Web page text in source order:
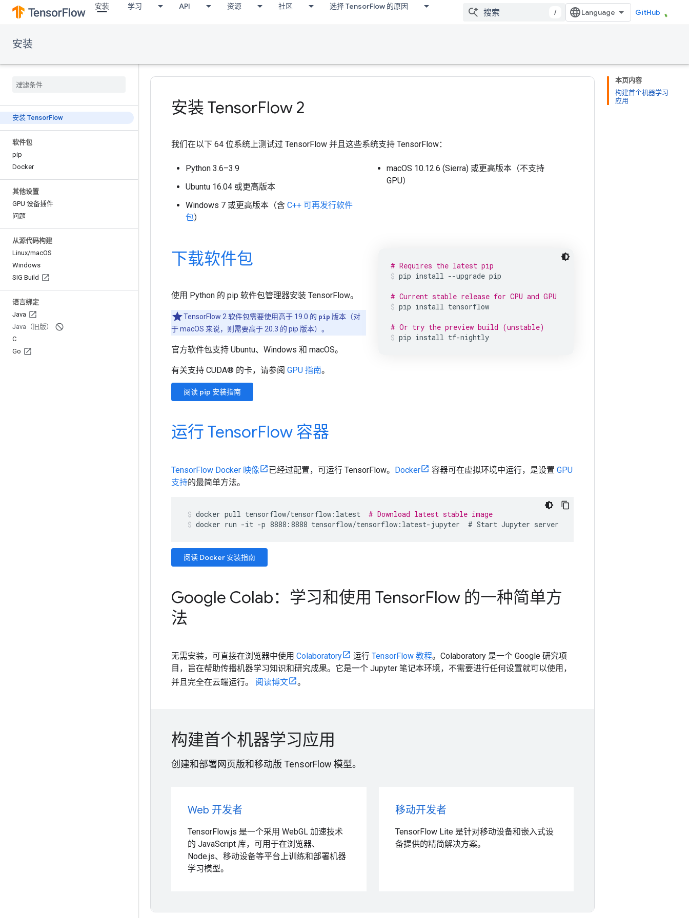
安装 学习 API 资源 社区 选择 TensorFlow 的原因
/ GitHub
安装
安装 TensorFlow
软件包
pip
Docker
其他设置
GPU 设备插件
问题
从源代码构建
Linux/macOS
Windows
SIG Build
语言绑定
Java
Java（旧版）
C
Go
本页内容
构建首个机器学习
应用
安装 TensorFlow 2
我们在以下 64 位系统上测试过 TensorFlow 并且这些系统支持 TensorFlow：
Python 3.6–3.9
Ubuntu 16.04 或更高版本
Windows 7 或更高版本（含 C++ 可再发行软件
包）
macOS 10.12.6 (Sierra) 或更高版本（不支持
GPU）
# Requires the latest pip
pip install --upgrade pip
# Current stable release for CPU and GPU
pip install tensorflow
# Or try the preview build (unstable)
pip install tf-nightly
下载软件包
使用 Python 的 pip 软件包管理器安装 TensorFlow。
TensorFlow 2 软件包需要使用高于 19.0 的 pip 版本（对
于 macOS 来说，则需要高于 20.3 的 pip 版本）。
官方软件包支持 Ubuntu、Windows 和 macOS。
有关支持 CUDA® 的卡，请参阅 GPU 指南。
阅读 pip 安装指南
运行 TensorFlow 容器
TensorFlow Docker 映像 已经过配置，可运行 TensorFlow。 Docker 容器可在虚拟环境中运行，是设置 GPU
支持的最简单方法。
docker pull tensorflow/tensorflow:latest
# Download latest stable image
docker run -it -p 8888:8888 tensorflow/tensorflow:latest-jupyter  # Start Jupyter server
阅读 Docker 安装指南
Google Colab：学习和使用 TensorFlow 的一种简单方
法
无需安装，可直接在浏览器中使用 Colaboratory 运行 TensorFlow 教程。Colaboratory 是一个 Google 研究项
目，旨在帮助传播机器学习知识和研究成果。它是一个 Jupyter 笔记本环境，不需要进行任何设置就可以使用，
并且完全在云端运行。 阅读博文 。
构建首个机器学习应用
创建和部署网页版和移动版 TensorFlow 模型。
Web 开发者
TensorFlow.js 是一个采用 WebGL 加速技术
的 JavaScript 库，可用于在浏览器、
Node.js、移动设备等平台上训练和部署机器
学习模型。
移动开发者
TensorFlow Lite 是针对移动设备和嵌入式设
备提供的精简解决方案。